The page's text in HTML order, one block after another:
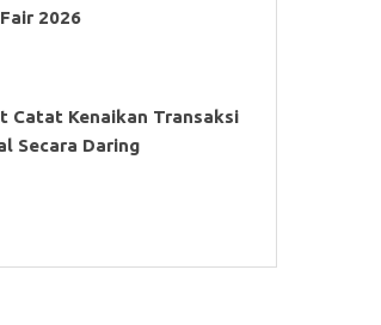
2026
Catat Kenaikan Transaksi
Secara Daring